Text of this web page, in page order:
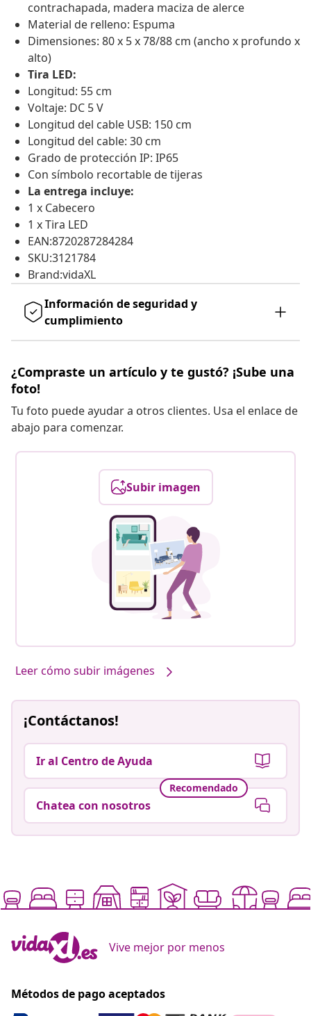
contrachapada, madera maciza de alerce
Material de relleno: Espuma
Dimensiones: 80 x 5 x 78/88 cm (ancho x profundo x
alto)
Tira LED:
Longitud: 55 cm
Voltaje: DC 5 V
Longitud del cable USB: 150 cm
Longitud del cable: 30 cm
Grado de protección IP: IP65
Con símbolo recortable de tijeras
La entrega incluye:
1 x Cabecero
1 x Tira LED
EAN:8720287284284
SKU:3121784
Brand:vidaXL
Información de seguridad y
cumplimiento
¿Compraste un artículo y te gustó? ¡Sube una
foto!
Tu foto puede ayudar a otros clientes. Usa el enlace de
abajo para comenzar.
Subir imagen
Leer cómo subir imágenes
¡Contáctanos!
Ir al Centro de Ayuda
Recomendado
Chatea con nosotros
Vive mejor por menos
Métodos de pago aceptados